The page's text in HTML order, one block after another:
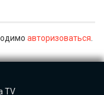
авторизоваться